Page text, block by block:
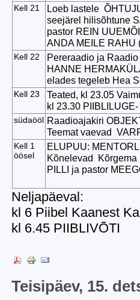
Kell 21
Loeb lastele
seejärel hilisõhtune
pastor REIN
ANDA MEILE RAHU
Kell 22
Pereraadio ja
HANNE
elades tegeleb Hea
Kell 23
Teated, kl 23.05
kl 23.30
südaööl Raadioajakiri
Teemat vaevad
Kell 1
öösel
ELUPUU:
Kõnelevad Kõrgema
PILLI ja pastor
Neljapäeval:
kl 6 Piibel Kaanest
kl 6.45 PIIBLIVÕTI
Teisipäev, 15.